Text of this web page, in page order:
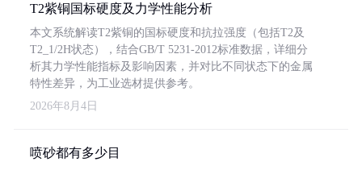
T2紫铜国标硬度及力学性能分析
本文系统解读T2紫铜的国标硬度和抗拉强度（包括T2及
T2_1/2H状态），结合GB/T 5231-2012标准数据，详细分
析其力学性能指标及影响因素，并对比不同状态下的金属
特性差异，为工业选材提供参考。
2026年8月4日
喷砂都有多少目